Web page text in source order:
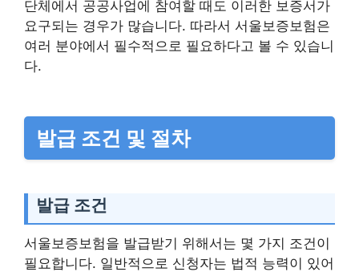
단체에서 공공사업에 참여할 때도 이러한 보증서가
요구되는 경우가 많습니다. 따라서 서울보증보험은
여러 분야에서 필수적으로 필요하다고 볼 수 있습니
다.
발급 조건 및 절차
발급 조건
서울보증보험을 발급받기 위해서는 몇 가지 조건이
필요합니다. 일반적으로 신청자는 법적 능력이 있어